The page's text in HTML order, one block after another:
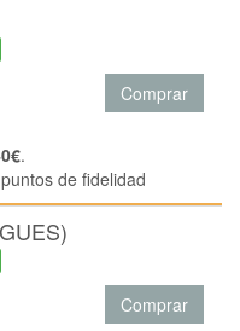
Comprar
.
de fidelidad
Comprar